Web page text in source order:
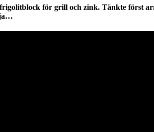
för grill och zink. Tänkte först